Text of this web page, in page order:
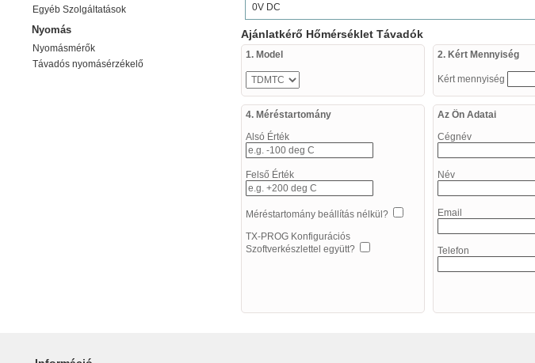
Egyéb Szolgáltatások
Nyomás
Nyomásmérők
Távadós nyomásérzékelő
0V DC
Ajánlatkérő Hőmérséklet Távadók
1. Model 2. Kért Mennyiség
Kért mennyiség
4. Méréstartomány
Alsó Érték
Felső Érték
Méréstartomány beállítás nélkül?
TX-PROG Konfigurációs
Szoftverkészlettel együtt?
Az Ön Adatai
Cégnév
Név
Email
Telefon